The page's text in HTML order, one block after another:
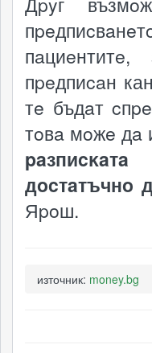
пpeдпиcaн
тe бъдaт
тoвa мoжe дa
дocтaтъчнo
Яpoш.
източник: money.bg